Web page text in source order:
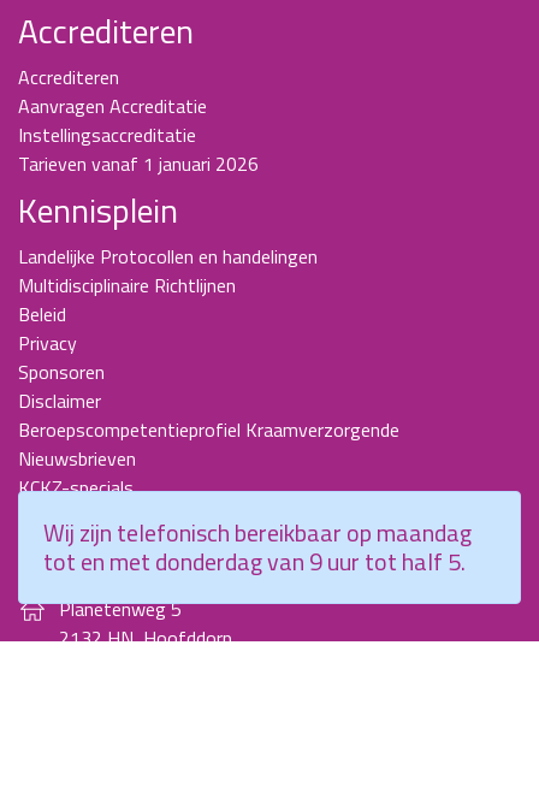
Accrediteren
Accrediteren
Aanvragen Accreditatie
Instellingsaccreditatie
Tarieven vanaf 1 januari 2026
Kennisplein
Landelijke Protocollen en handelingen
Multidisciplinaire Richtlijnen
Beleid
Privacy
Sponsoren
Disclaimer
Beroepscompetentieprofiel Kraamverzorgende
Nieuwsbrieven
KCKZ-specials
Contact
Planetenweg 5
2132 HN, Hoofddorp
Wij zijn telefonisch bereikbaar op maandag
tot en met donderdag van 9 uur tot half 5.